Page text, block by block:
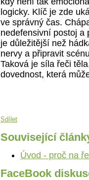
logicky. Klíč je zde
ve správný čas.
nedefensivní postoj a
je důležitější než
nervy a připravit
Taková je síla řeči
dovednost, která
Sdílet
Související
Úvod - proč na
FaceBook